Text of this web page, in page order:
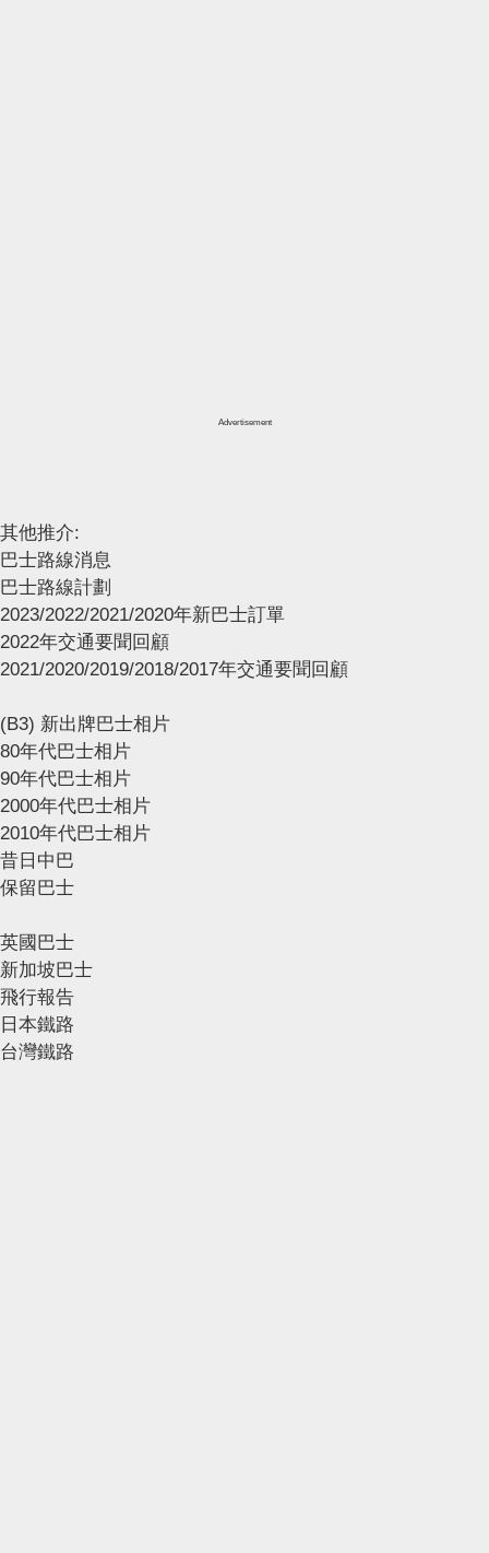
Advertisement
其他推介:
巴士路線消息
巴士路線計劃
2023/2022/2021/2020年新巴士訂單
2022年交通要聞回顧
2021/2020/2019/2018/2017年交通要聞回顧
(B3) 新出牌巴士相片
80年代巴士相片
90年代巴士相片
2000年代巴士相片
2010年代巴士相片
昔日中巴
保留巴士
英國巴士
新加坡巴士
飛行報告
日本鐵路
台灣鐵路